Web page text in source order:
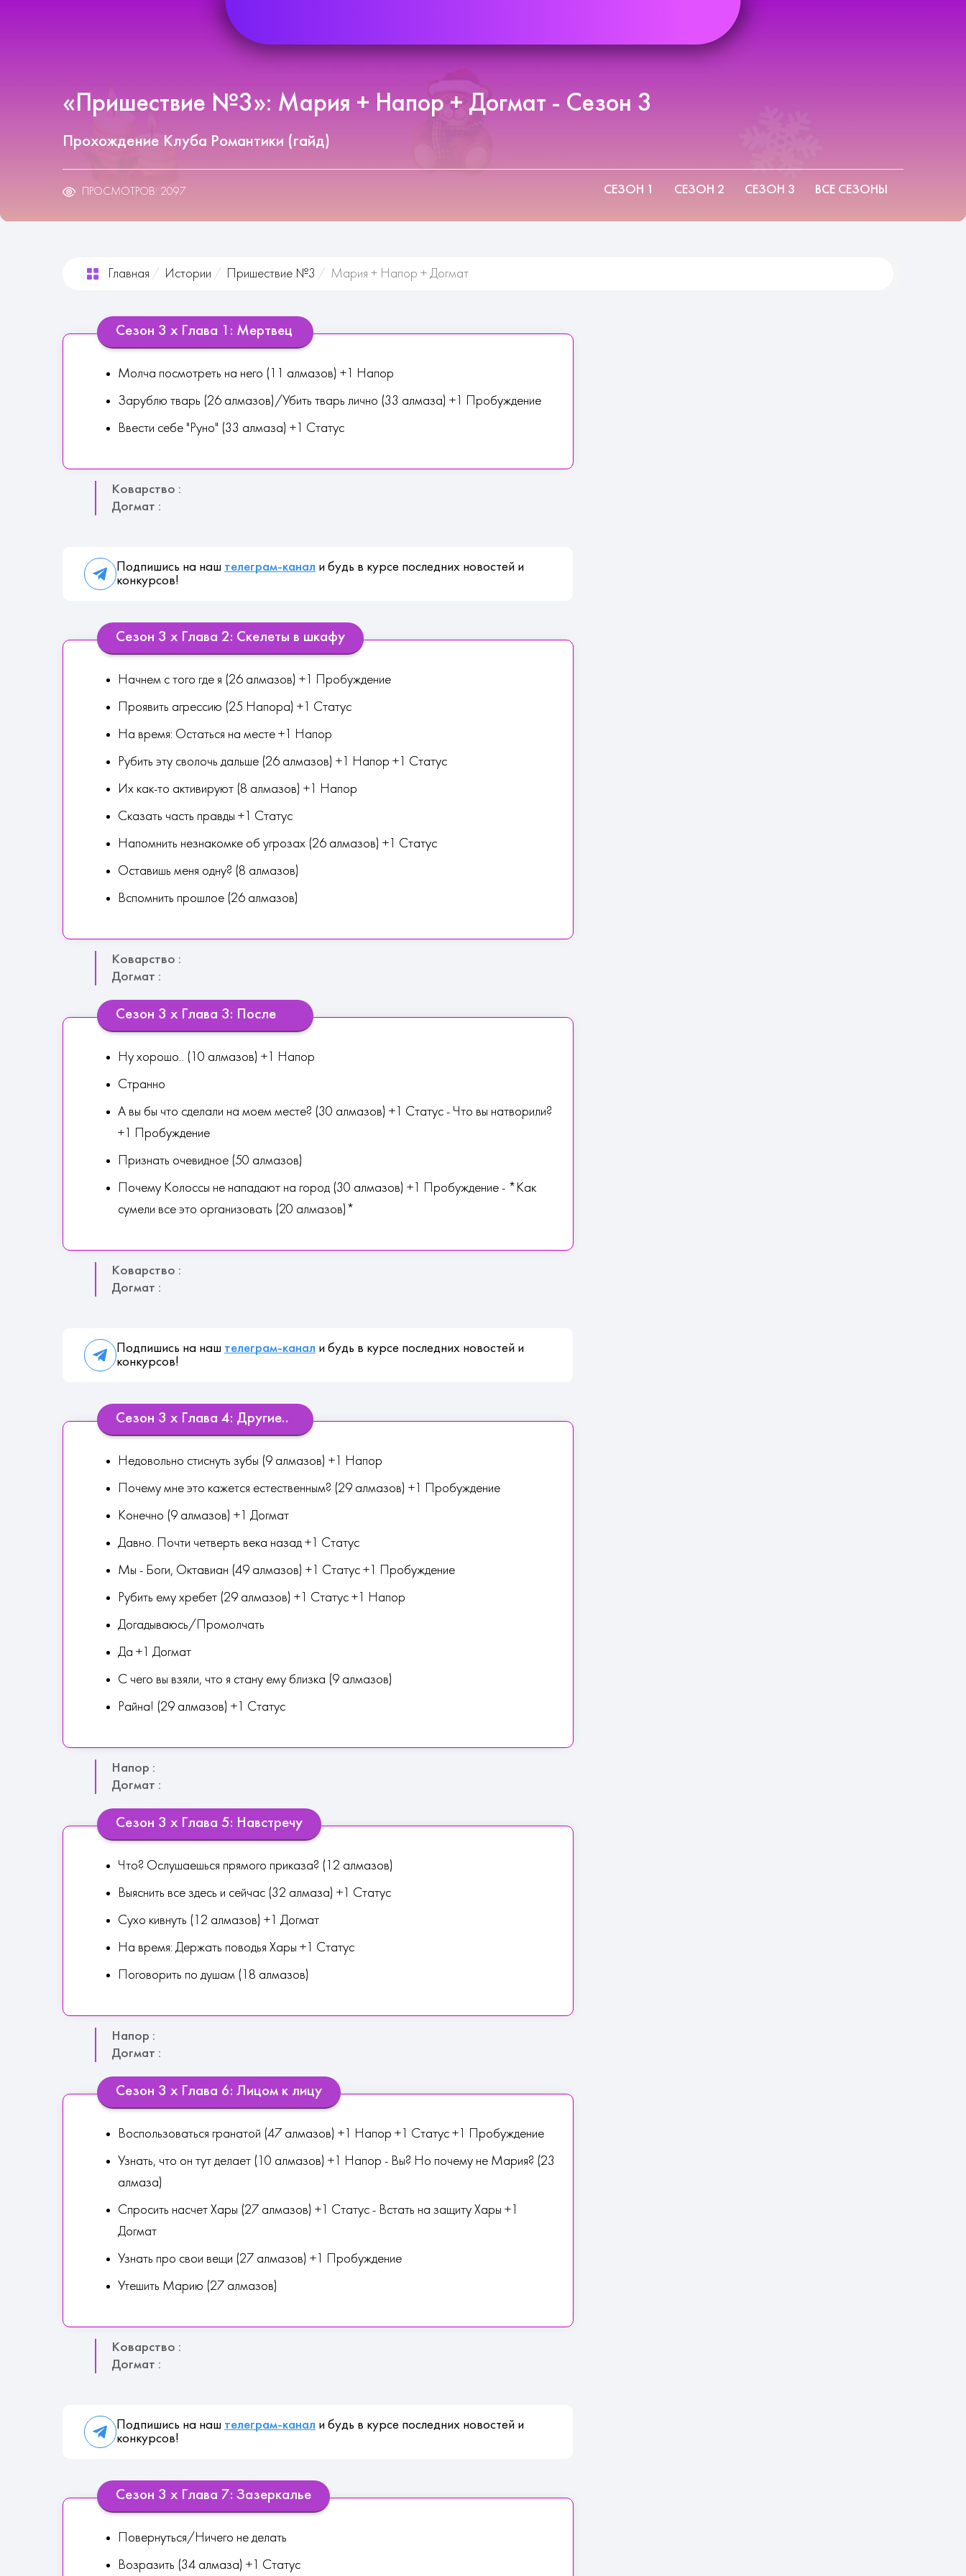
«Пришествие №3»: Мария + Напор + Догмат - Сезон 3
Прохождение Клуба Романтики (гайд)
ПРОСМОТРОВ: 2097 СЕЗОН 1 СЕЗОН 2 СЕЗОН 3 ВСЕ СЕЗОНЫ
Главная Истории Пришествие №3 Мария + Напор + Догмат
Сезон 3 х Глава 1: Мертвец
Молча посмотреть на него (11 алмазов) +1 Напор
Зарублю тварь (26 алмазов)/Убить тварь лично (33 алмаза) +1 Пробуждение
Ввести себе "Руно" (33 алмаза) +1 Статус
Коварство :
Догмат :
Подпишись на наш телеграм-канал и будь в курсе последних новостей и
конкурсов!
Сезон 3 х Глава 2: Скелеты в шкафу
Начнем с того где я (26 алмазов) +1 Пробуждение
Проявить агрессию (25 Напора) +1 Статус
На время: Остаться на месте +1 Напор
Рубить эту сволочь дальше (26 алмазов) +1 Напор +1 Статус
Их как-то активируют (8 алмазов) +1 Напор
Сказать часть правды +1 Статус
Напомнить незнакомке об угрозах (26 алмазов) +1 Статус
Оставишь меня одну? (8 алмазов)
Вспомнить прошлое (26 алмазов)
Коварство :
Догмат :
Сезон 3 х Глава 3: После
Ну хорошо.. (10 алмазов) +1 Напор
Странно
А вы бы что сделали на моем месте? (30 алмазов) +1 Статус - Что вы натворили?
+1 Пробуждение
Признать очевидное (50 алмазов)
Почему Колоссы не нападают на город (30 алмазов) +1 Пробуждение - *Как
сумели все это организовать (20 алмазов)*
Коварство :
Догмат :
Подпишись на наш телеграм-канал и будь в курсе последних новостей и
конкурсов!
Сезон 3 х Глава 4: Другие..
Недовольно стиснуть зубы (9 алмазов) +1 Напор
Почему мне это кажется естественным? (29 алмазов) +1 Пробуждение
Конечно (9 алмазов) +1 Догмат
Давно. Почти четверть века назад +1 Статус
Мы - Боги, Октавиан (49 алмазов) +1 Статус +1 Пробуждение
Рубить ему хребет (29 алмазов) +1 Статус +1 Напор
Догадываюсь/Промолчать
Да +1 Догмат
С чего вы взяли, что я стану ему близка (9 алмазов)
Райна! (29 алмазов) +1 Статус
Напор :
Догмат :
Сезон 3 х Глава 5: Навстречу
Что? Ослушаешься прямого приказа? (12 алмазов)
Выяснить все здесь и сейчас (32 алмаза) +1 Статус
Сухо кивнуть (12 алмазов) +1 Догмат
На время: Держать поводья Хары +1 Статус
Поговорить по душам (18 алмазов)
Напор :
Догмат :
Сезон 3 х Глава 6: Лицом к лицу
Воспользоваться гранатой (47 алмазов) +1 Напор +1 Статус +1 Пробуждение
Узнать, что он тут делает (10 алмазов) +1 Напор - Вы? Но почему не Мария? (23
алмаза)
Спросить насчет Хары (27 алмазов) +1 Статус - Встать на защиту Хары +1
Догмат
Узнать про свои вещи (27 алмазов) +1 Пробуждение
Утешить Марию (27 алмазов)
Коварство :
Догмат :
Подпишись на наш телеграм-канал и будь в курсе последних новостей и
конкурсов!
Сезон 3 х Глава 7: Зазеркалье
Повернуться/Ничего не делать
Возразить (34 алмаза) +1 Статус